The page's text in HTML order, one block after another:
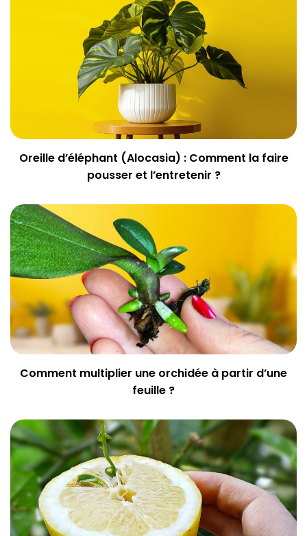
Oreille d’éléphant (Alocasia) : Comment la faire
pousser et l’entretenir ?
Comment multiplier une orchidée à partir d’une
feuille ?